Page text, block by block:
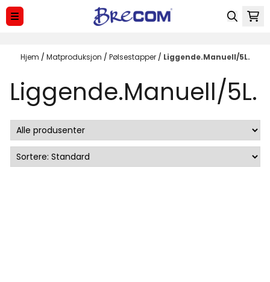
Hopp til innhold
Hjem / Matproduksjon / Pølsestapper / Liggende.Manuell/5L.
Liggende.Manuell/5L.